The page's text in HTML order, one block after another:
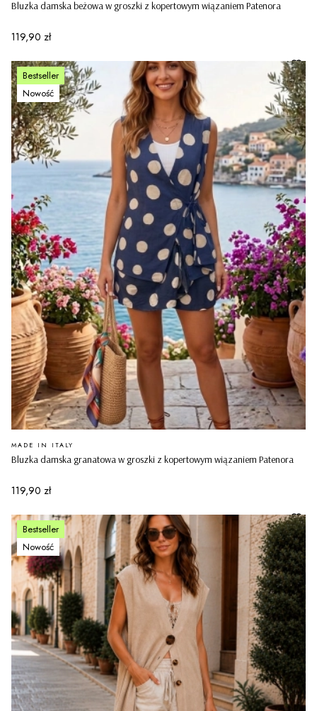
Bluzka damska beżowa w groszki z kopertowym wiązaniem Patenora
Cena
119,90 zł
Bestseller
Nowość
Bluzka damska granatowa w groszki z kopertowym wiązaniem Patenora
PRODUCENT
MADE IN ITALY
Cena
119,90 zł
Bestseller
Nowość